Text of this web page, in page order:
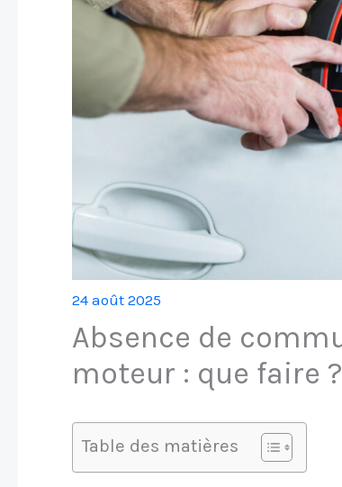
24 août 2025
Absence de
moteur : que faire ?
Table des matières